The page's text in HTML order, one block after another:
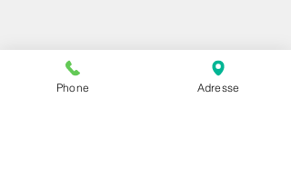
Phone Adresse